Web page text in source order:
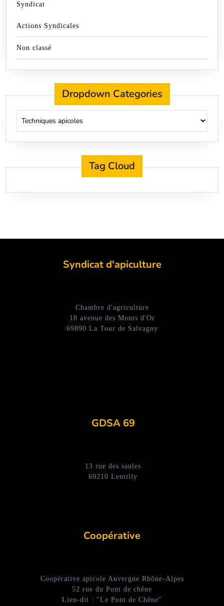
Syndicat
Actions Syndicales
Non classé
Dropdown Categories
Tag Cloud
Syndicat d'apiculture
Chambre d'agriculture
18 avenue des Monts d'Or
69890 La Tour de Salvagny
GDSA 69
13 rue des saules
69210 Lentilly
Coopérative
Coopérative apicole Auvergne Rhône-Alpes
52 rue du Pont de chêne
Lieu-dit : "Le Pont de Chêne"